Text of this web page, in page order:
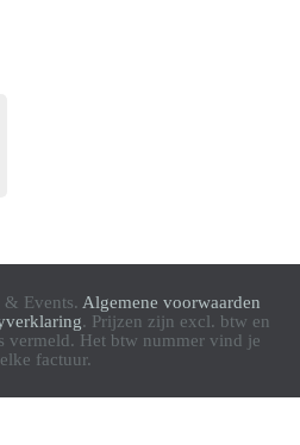
Events. Algemene voorwaarden
. Prijzen zijn excl. btw en
vermeld. Het btw nummer vind je
factuur.